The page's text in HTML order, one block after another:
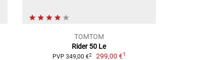
TOMTOM
Rider 50 Le
PVP 349,00 €2 299,00 €1